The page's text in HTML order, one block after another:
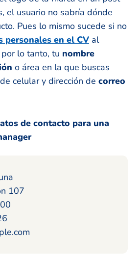
el usuario no sabría dónde
Pues lo mismo sucede si no
personales en el CV al
lo tanto, tu nombre
o área en la que buscas
de celular y dirección de correo
de contacto para una
107